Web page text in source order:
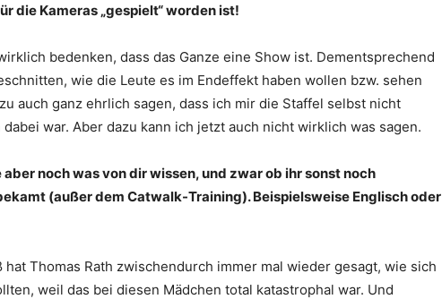
die Kameras „gespielt“ worden ist!
bedenken, dass das Ganze eine Show ist. Dementsprechend
wie die Leute es im Endeffekt haben wollen bzw. sehen
auch ganz ehrlich sagen, dass ich mir die Staffel selbst nicht
war. Aber dazu kann ich jetzt auch nicht wirklich was sagen.
aber noch was von dir wissen, und zwar ob ihr sonst noch
(außer dem Catwalk-Training). Beispielsweise Englisch oder
hat Thomas Rath zwischendurch immer mal wieder gesagt, wie sich
weil das bei diesen Mädchen total katastrophal war. Und